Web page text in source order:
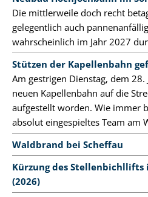
Die mittlerweile doch recht
gelegentlich auch
wahrscheinlich im Jahr 2027
Stützen der Kapellenbahn
Am gestrigen Dienstag, dem
neuen Kapellenbahn auf die
aufgestellt worden. Wie immer
absolut eingespieltes Team am
Waldbrand bei Scheffau
Kürzung des Stellenbichllifts
(2026)